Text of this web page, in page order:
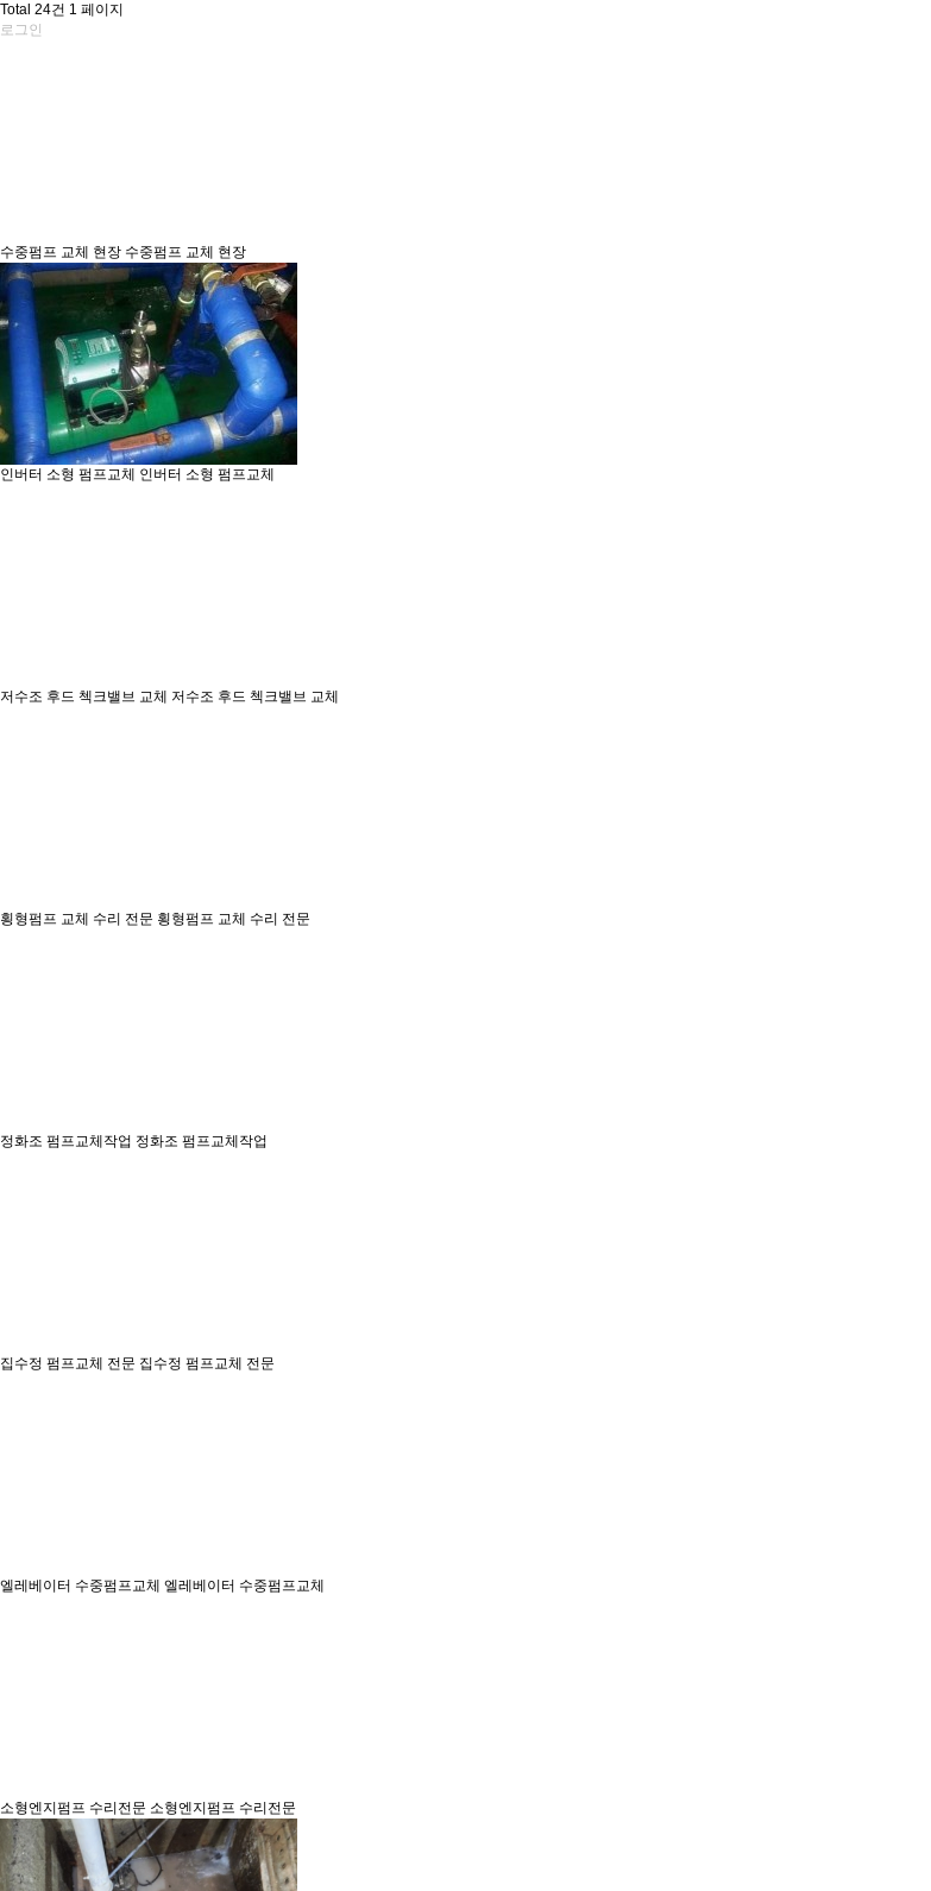
Total 24건 1 페이지
로그인
수중펌프 교체 현장 수중펌프 교체 현장
인버터 소형 펌프교체 인버터 소형 펌프교체
저수조 후드 첵크밸브 교체 저수조 후드 첵크밸브 교체
횡형펌프 교체 수리 전문 횡형펌프 교체 수리 전문
정화조 펌프교체작업 정화조 펌프교체작업
집수정 펌프교체 전문 집수정 펌프교체 전문
엘레베이터 수중펌프교체 엘레베이터 수중펌프교체
소형엔지펌프 수리전문 소형엔지펌프 수리전문